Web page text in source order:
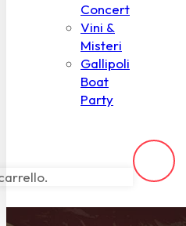
Concert
Vini &
Misteri
Gallipoli
Boat
Party